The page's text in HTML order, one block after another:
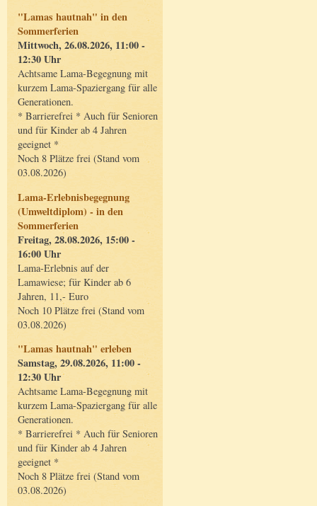
"Lamas hautnah" in den
Sommerferien
Mittwoch, 26.08.2026, 11:00 -
12:30 Uhr
Achtsame Lama-Begegnung mit
kurzem Lama-Spaziergang für alle
Generationen.
* Barrierefrei * Auch für Senioren
und für Kinder ab 4 Jahren
geeignet *
Noch 8 Plätze frei (Stand vom
03.08.2026)
Lama-Erlebnisbegegnung
(Umweltdiplom) - in den
Sommerferien
Freitag, 28.08.2026, 15:00 -
16:00 Uhr
Lama-Erlebnis auf der
Lamawiese; für Kinder ab 6
Jahren, 11,- Euro
Noch 10 Plätze frei (Stand vom
03.08.2026)
"Lamas hautnah" erleben
Samstag, 29.08.2026, 11:00 -
12:30 Uhr
Achtsame Lama-Begegnung mit
kurzem Lama-Spaziergang für alle
Generationen.
* Barrierefrei * Auch für Senioren
und für Kinder ab 4 Jahren
geeignet *
Noch 8 Plätze frei (Stand vom
03.08.2026)